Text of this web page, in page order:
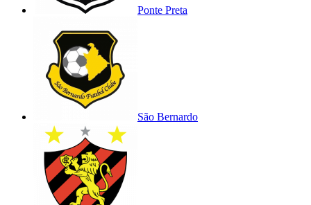
Ponte Preta
São Bernardo